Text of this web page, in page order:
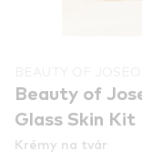
Beauty of
Glass Skin Kit
Krémy na tvár